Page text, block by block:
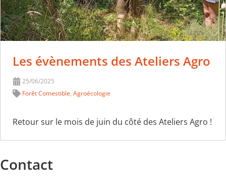
Les évènements des Ateliers Agro
25/06/2025
Forêt Comestible,Agroécologie
Retour sur le mois de juin du côté des Ateliers Agro !
Contact